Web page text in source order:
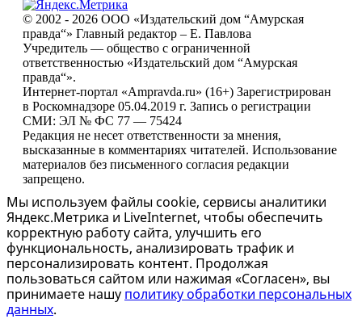
© 2002 - 2026 ООО «Издательский дом “Амурская
правда“» Главный редактор – Е. Павлова
Учредитель — общество с ограниченной
ответственностью «Издательский дом “Амурская
правда“».
Интернет-портал «Ampravda.ru» (16+) Зарегистрирован
в Роскомнадзоре 05.04.2019 г. Запись о регистрации
СМИ: ЭЛ № ФС 77 — 75424
Редакция не несет ответственности за мнения,
высказанные в комментариях читателей. Использование
материалов без письменного согласия редакции
запрещено.
Мы используем файлы cookie, сервисы аналитики
Яндекс.Метрика и LiveInternet, чтобы обеспечить
корректную работу сайта, улучшить его
функциональность, анализировать трафик и
персонализировать контент. Продолжая
пользоваться сайтом или нажимая «Согласен», вы
принимаете нашу политику обработки персональных
данных.